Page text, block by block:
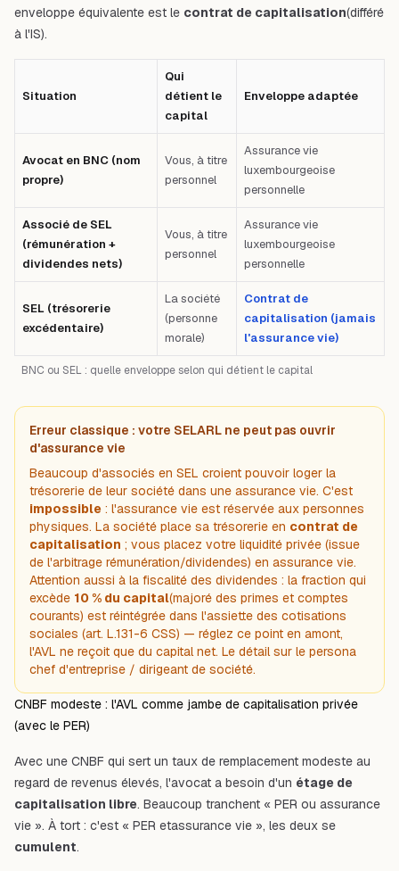
enveloppe équivalente est le contrat de capitalisation(différé
à l'IS).
BNC ou SEL : quelle enveloppe selon qui détient le capital
Situation
Qui
détient le
capital
Enveloppe adaptée
Avocat en BNC (nom
propre)
Vous, à titre
personnel
Assurance vie
luxembourgeoise
personnelle
Associé de SEL
(rémunération +
dividendes nets)
Vous, à titre
personnel
Assurance vie
luxembourgeoise
personnelle
SEL (trésorerie
excédentaire)
La société
(personne
morale)
Contrat de
capitalisation (jamais
l'assurance vie)
Erreur classique : votre SELARL ne peut pas ouvrir
d'assurance vie
Beaucoup d'associés en SEL croient pouvoir loger la
trésorerie de leur société dans une assurance vie. C'est
impossible : l'assurance vie est réservée aux personnes
physiques. La société place sa trésorerie en contrat de
capitalisation ; vous placez votre liquidité privée (issue
de l'arbitrage rémunération/dividendes) en assurance vie.
Attention aussi à la fiscalité des dividendes : la fraction qui
excède 10 % du capital(majoré des primes et comptes
courants) est réintégrée dans l'assiette des cotisations
sociales (art. L.131-6 CSS) — réglez ce point en amont,
l'AVL ne reçoit que du capital net. Le détail sur le persona
chef d'entreprise / dirigeant de société.
CNBF modeste : l'AVL comme jambe de capitalisation privée
(avec le PER)
Avec une CNBF qui sert un taux de remplacement modeste au
regard de revenus élevés, l'avocat a besoin d'un étage de
capitalisation libre. Beaucoup tranchent « PER ou assurance
vie ». À tort : c'est « PER etassurance vie », les deux se
cumulent.